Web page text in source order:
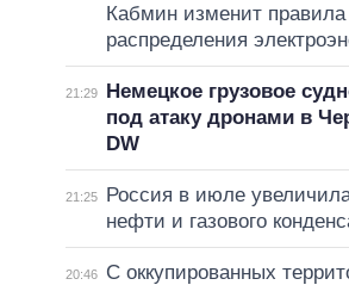
Кабмин изменит правила
распределения
21:29
Немецкое грузовое
под атаку дронами в
DW
21:25
Россия в июле
нефти и газового
20:46
С оккупированных